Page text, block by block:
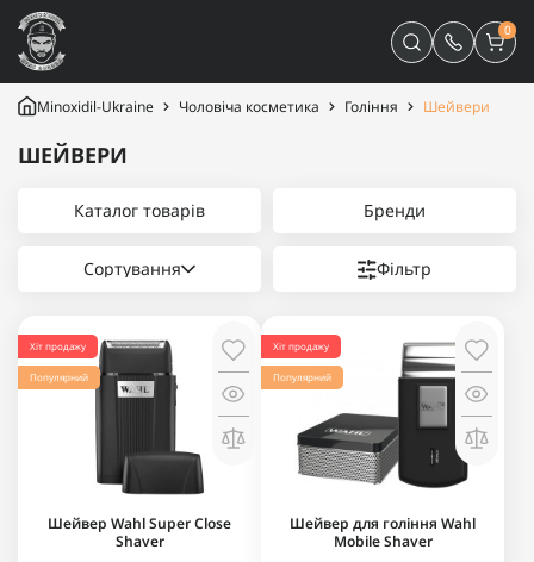
0
Minoxidil-Ukraine Чоловіча косметика Гоління Шейвери
ШЕЙВЕРИ
Каталог товарів Бренди
Сортування Фільтр
Хіт продажу
Популярний
Шейвер Wahl Super Close
Shaver
Хіт продажу
Популярний
Шейвер для гоління Wahl
Mobile Shaver